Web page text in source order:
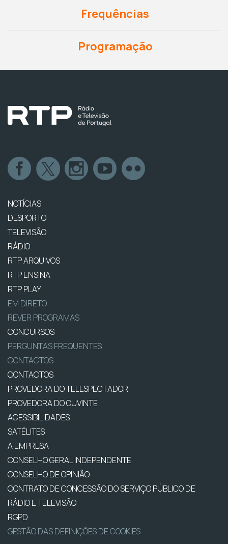
Frequências
Programação
NOTÍCIAS
DESPORTO
TELEVISÃO
RÁDIO
RTP ARQUIVOS
RTP ENSINA
RTP PLAY
EM DIRETO
REVER PROGRAMAS
CONCURSOS
PERGUNTAS FREQUENTES
CONTACTOS
CONTACTOS
PROVEDORA DO TELESPECTADOR
PROVEDORA DO OUVINTE
ACESSIBILIDADES
SATÉLITES
A EMPRESA
CONSELHO GERAL INDEPENDENTE
CONSELHO DE OPINIÃO
CONTRATO DE CONCESSÃO DO SERVIÇO PÚBLICO DE
RÁDIO E TELEVISÃO
RGPD
GESTÃO DAS DEFINIÇÕES DE COOKIES